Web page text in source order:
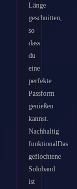
Länge
geschnitten,
so
dass
du
eine
perfekte
Passform
genießen
kannst.
Nachhaltig
funktionalDas
geflochtene
Soloband
ist